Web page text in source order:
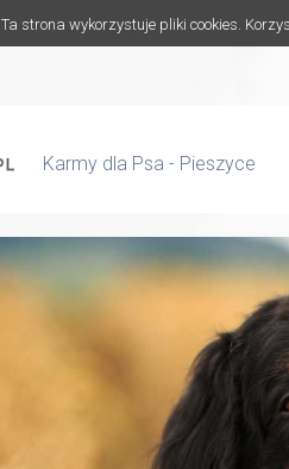
Ta strona wykorzystuje pliki cookies.
Karmy dla Psa - Pieszyce